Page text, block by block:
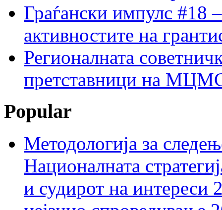
Граѓански импулс #18
активностите на
Регионалната
претставници на МЦМС
Popular
Методологија за
Националната
и судирот на интереси